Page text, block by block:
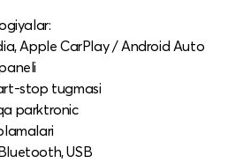
Apple CarPlay / Android Auto
stop tugmasi
parktronic
USB